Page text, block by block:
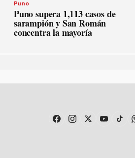
Puno
Puno supera 1,113 casos de
sarampión y San Román
concentra la mayoría